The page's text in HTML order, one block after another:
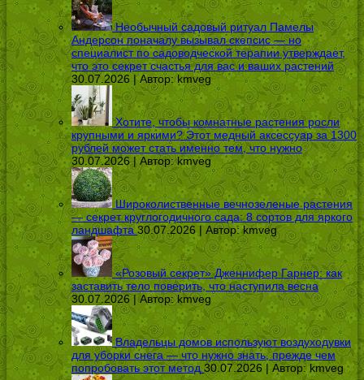
Необычный садовый ритуал Памелы
Андерсон поначалу вызывал скепсис — но
специалист по садоводческой терапии утверждает,
что это секрет счастья для вас и ваших растений
30.07.2026 | Автор: kmveg
Хотите, чтобы комнатные растения росли
крупными и яркими? Этот медный аксессуар за 1300
рублей может стать именно тем, что нужно
30.07.2026 | Автор:kmveg
Широколиственные вечнозеленые растения
— секрет круглогодичного сада: 8 сортов для яркого
ландшафта 30.07.2026 | Автор:kmveg
«Розовый секрет» Дженнифер Гарнер: как
заставить тело поверить, что наступила весна
30.07.2026 | Автор:kmveg
Владельцы домов используют воздуходувки
для уборки снега — что нужно знать, прежде чем
попробовать этот метод 30.07.2026 | Автор:kmveg